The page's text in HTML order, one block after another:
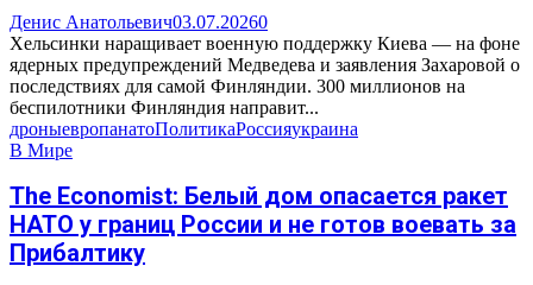
Денис Анатольевич03.07.20260
Хельсинки наращивает военную поддержку Киева — на фоне
ядерных предупреждений Медведева и заявления Захаровой о
последствиях для самой Финляндии. 300 миллионов на
беспилотники Финляндия направит...
дроныевропанатоПолитикаРоссияукраина
В Мире
The Economist: Белый дом опасается ракет
НАТО у границ России и не готов воевать за
Прибалтику